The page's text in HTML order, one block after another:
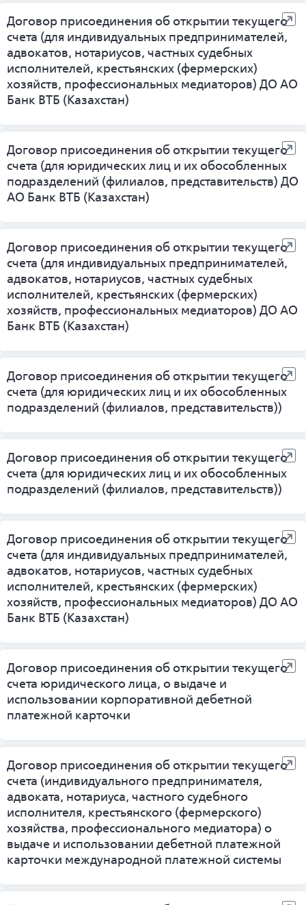
Договор присоединения об открытии текущего
счета (для индивидуальных предпринимателей,
адвокатов, нотариусов, частных судебных
исполнителей, крестьянских (фермерских)
хозяйств, профессиональных медиаторов) ДО АО
Банк ВТБ (Казахстан)
Договор присоединения об открытии текущего
счета (для юридических лиц и их обособленных
подразделений (филиалов, представительств) ДО
АО Банк ВТБ (Казахстан)
Договор присоединения об открытии текущего
счета (для индивидуальных предпринимателей,
адвокатов, нотариусов, частных судебных
исполнителей, крестьянских (фермерских)
хозяйств, профессиональных медиаторов) ДО АО
Банк ВТБ (Казахстан)
Договор присоединения об открытии текущего
счета (для юридических лиц и их обособленных
подразделений (филиалов, представительств))
Договор присоединения об открытии текущего
счета (для юридических лиц и их обособленных
подразделений (филиалов, представительств))
Договор присоединения об открытии текущего
счета (для индивидуальных предпринимателей,
адвокатов, нотариусов, частных судебных
исполнителей, крестьянских (фермерских)
хозяйств, профессиональных медиаторов) ДО АО
Банк ВТБ (Казахстан)
Договор присоединения об открытии текущего
счета юридического лица, о выдаче и
использовании корпоративной дебетной
платежной карточки
Договор присоединения об открытии текущего
счета (индивидуального предпринимателя,
адвоката, нотариуса, частного судебного
исполнителя, крестьянского (фермерского)
хозяйства, профессионального медиатора) о
выдаче и использовании дебетной платежной
карточки международной платежной системы